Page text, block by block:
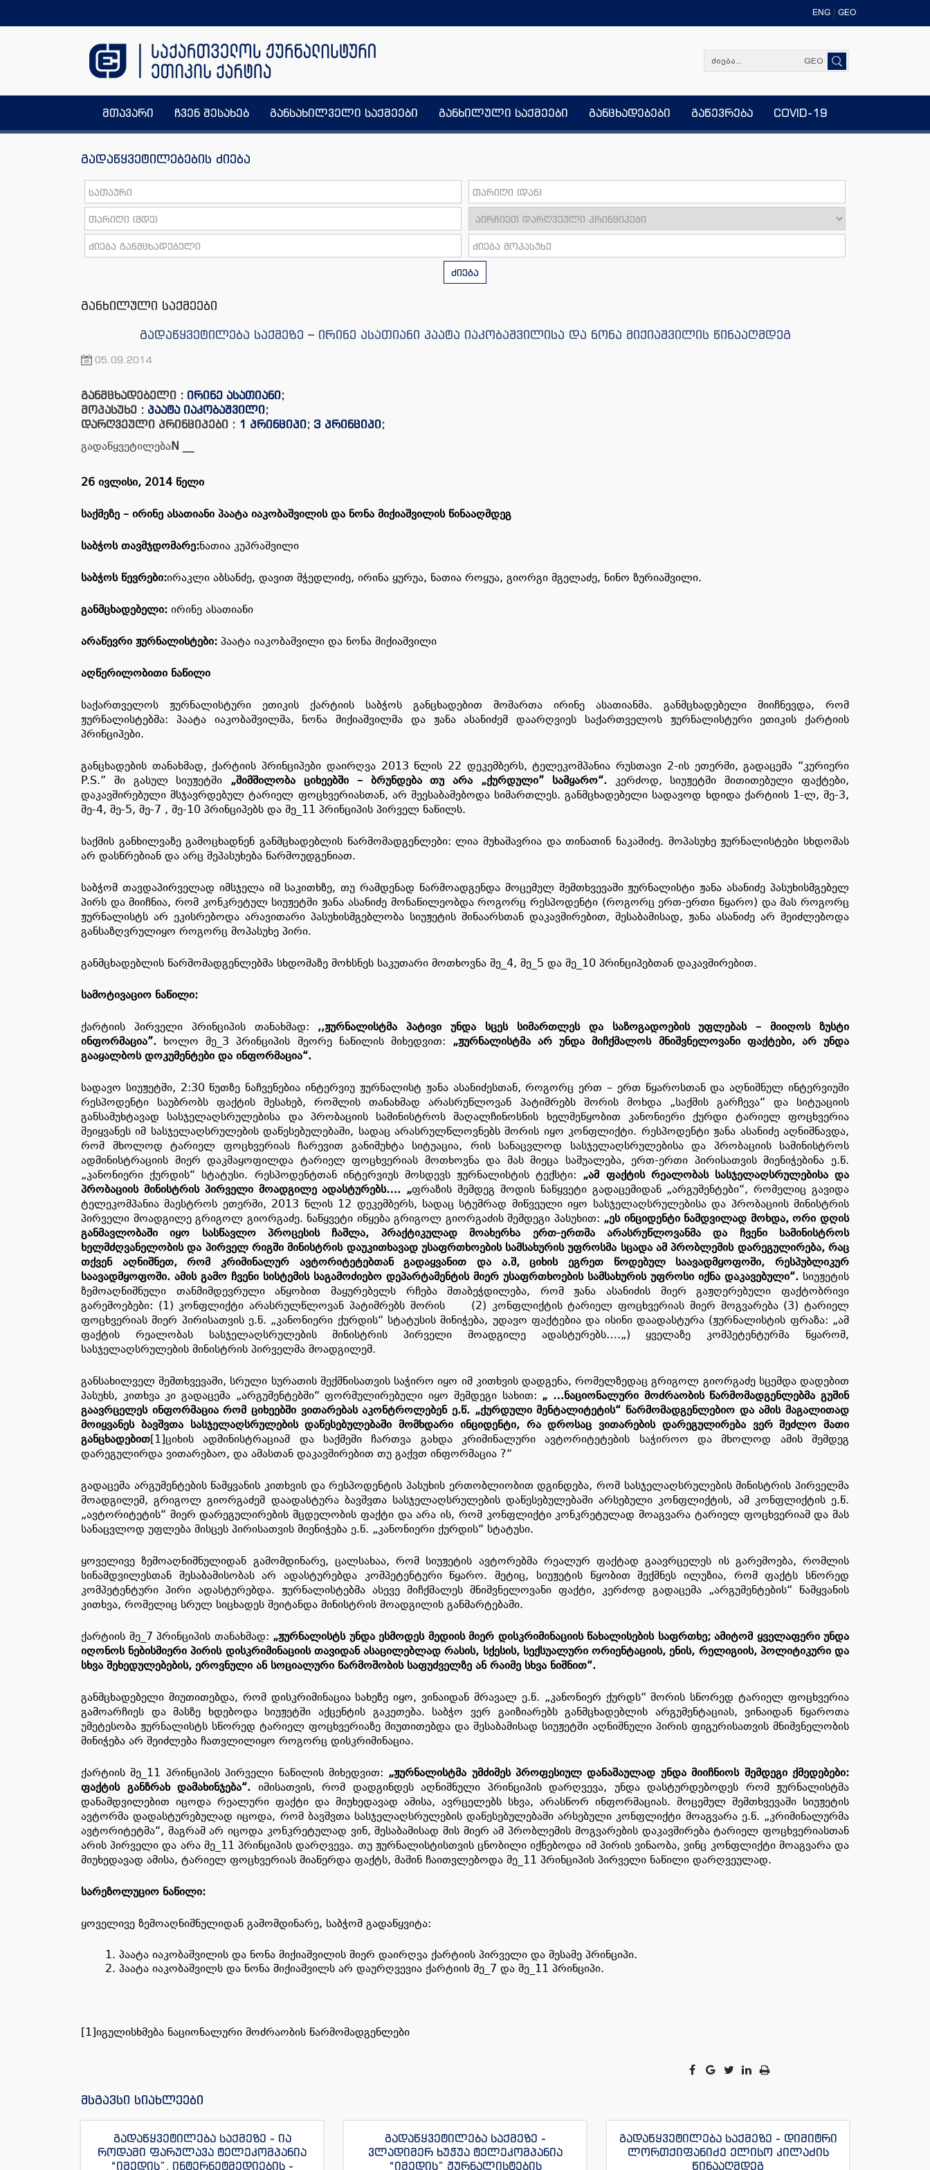
ENG GEO
GEO
მთავარი ჩვენ შესახებ განსახილველი საქმეები განხილული საქმეები განცხადებები გაწევრება COVID-19
გადაწყვეტილებების ძიება
ძიება
განხილული საქმეები
გადაწყვეტილება საქმეზე – ირინე ასათიანი პაატა იაკობაშვილისა და ნონა მიქიაშვილის წინააღმდეგ
05.09.2014
განმცხადებელი : ირინე ასათიანი;
მოპასუხე : პაატა იაკობაშვილი;
დარღვეული პრინციპები : 1 პრინციპი; 3 პრინციპი;
გადაწყვეტილებაN
26 ივლისი, 2014 წელი
საქმეზე – ირინე ასათიანი პაატა იაკობაშვილის და ნონა მიქიაშვილის წინააღმდეგ
საბჭოს თავმჯდომარე:ნათია კუპრაშვილი
საბჭოს წევრები:ირაკლი აბსანძე, დავით მჭედლიძე, ირინა ყურუა, ნათია როყუა, გიორგი მგელაძე, ნინო ზურიაშვილი.
განმცხადებელი: ირინე ასათიანი
არაწევრი ჟურნალისტები: პაატა იაკობაშვილი და ნონა მიქიაშვილი
აღწერილობითი ნაწილი
საქართველოს ჟურნალისტური ეთიკის ქარტიის საბჭოს განცხადებით მომართა ირინე ასათიანმა. განმცხადებელი მიიჩნევდა, რომ
ჟურნალისტებმა: პაატა იაკობაშვილმა, ნონა მიქიაშვილმა და ჟანა ასანიძემ დაარღვიეს საქართველოს ჟურნალისტური ეთიკის ქარტიის
პრინციპები.
განცხადების თანახმად, ქარტიის პრინციპები დაირღვა 2013 წლის 22 დეკემბერს, ტელეკომპანია რუსთავი 2-ის ეთერში, გადაცემა “კურიერი
P.S.” ში გასულ სიუჟეტში „შიმშილობა ციხეებში – ბრუნდება თუ არა „ქურდული” სამყარო“. კერძოდ, სიუჟეტში მითითებული ფაქტები,
დაკავშირებული მსჯავრდებულ ტარიელ ფოცხვერიასთან, არ შეესაბამებოდა სიმართლეს. განმცხადებელი სადავოდ ხდიდა ქარტიის 1-ლ, მე-3,
მე-4, მე-5, მე-7 , მე-10 პრინციპებს და მე_11 პრინციპის პირველ ნაწილს.
საქმის განხილვაზე გამოცხადნენ განმცხადებლის წარმომადგენლები: ლია მუხაშავრია და თინათინ ნაკაშიძე. მოპასუხე ჟურნალისტები სხდომას
არ დასწრებიან და არც შეპასუხება წარმოუდგენიათ.
საბჭომ თავდაპირველად იმსჯელა იმ საკითხზე, თუ რამდენად წარმოადგენდა მოცემულ შემთხვევაში ჟურნალისტი ჟანა ასანიძე პასუხისმგებელ
პირს და მიიჩნია, რომ კონკრეტულ სიუჟეტში ჟანა ასანიძე მონაწილეობდა როგორც რესპოდენტი (როგორც ერთ-ერთი წყარო) და მას როგორც
ჟურნალისტს არ ეკისრებოდა არავითარი პასუხისმგებლობა სიუჟეტის შინაარსთან დაკავშირებით, შესაბამისად, ჟანა ასანიძე არ შეიძლებოდა
განსაზღვრულიყო როგორც მოპასუხე პირი.
განმცხადებლის წარმომადგენლებმა სხდომაზე მოხსნეს საკუთარი მოთხოვნა მე_4, მე_5 და მე_10 პრინციპებთან დაკავშირებით.
სამოტივაციო ნაწილი:
ქარტიის პირველი პრინციპის თანახმად: ,,ჟურნალისტმა პატივი უნდა სცეს სიმართლეს და საზოგადოების უფლებას – მიიღოს ზუსტი
ინფორმაცია”. ხოლო მე_3 პრინციპის მეორე ნაწილის მიხედვით: „ჟურნალისტმა არ უნდა მიჩქმალოს მნიშვნელოვანი ფაქტები, არ უნდა
გააყალბოს დოკუმენტები და ინფორმაცია“.
სადავო სიუჟეტში, 2:30 წუთზე ნაჩვენებია ინტერვიუ ჟურნალისტ ჟანა ასანიძესთან, როგორც ერთ – ერთ წყაროსთან და აღნიშნულ ინტერვიუში
რესპოდენტი საუბრობს ფაქტის შესახებ, რომლის თანახმად არასრუწლოვან პატიმრებს შორის მოხდა „საქმის გარჩევა“ და სიტუაციის
განსამუხტავად სასჯელაღსრულებისა და პრობაციის სამინისტროს მაღალჩინოსნის ხელშეწყობით კანონიერი ქურდი ტარიელ ფოცხვერია
შეიყვანეს იმ სასჯელაღსრულების დაწესებულებაში, სადაც არასრულწლოვნებს შორის იყო კონფლიქტი. რესპოდენტი ჟანა ასანიძე აღნიშნავდა,
რომ მხოლოდ ტარიელ ფოცხვერიას ჩარევით განიმუხტა სიტუაცია, რის სანაცვლოდ სასჯელაღსრულებისა და პრობაციის სამინისტროს
ადმინისტრაციის მიერ დაკმაყოფილდა ტარიელ ფოცხვერიას მოთხოვნა და მას მიეცა საშუალება, ერთ-ერთი პირისათვის მიენიჭებინა ე.წ.
„კანონიერი ქურდის“ სტატუსი. რესპოდენტთან ინტერვიუს მოსდევს ჟურნალისტის ტექსტი: „ამ ფაქტის რეალობას სასჯელაღსრულებისა და
პრობაციის მინისტრის პირველი მოადგილე ადასტურებს…. „ფრაზის შემდეგ მოდის ნაწყვეტი გადაცემიდან „არგუმენტები“, რომელიც გავიდა
ტელეკომპანია მაესტროს ეთერში, 2013 წლის 12 დეკემბერს, სადაც სტუმრად მიწვეული იყო სასჯელაღსრულებისა და პრობაციის მინისტრის
პირველი მოადგილე გრიგოლ გიორგაძე. ნაწყვეტი იწყება გრიგოლ გიორგაძის შემდეგი პასუხით: „ეს ინციდენტი ნამდვილად მოხდა, ორი დღის
განმავლობაში იყო სასწავლო პროცესის ჩაშლა, პრაქტიკულად მოახერხა ერთ-ერთმა არასრუწლოვანმა და ჩვენი სამინისტროს
ხელმძღვანელობის და პირველ რიგში მინისტრის დაუკითხავად უსაფრთხოების სამსახურის უფროსმა სცადა ამ პრობლემის დარეგულირება, რაც
თქვენ აღნიშნეთ, რომ კრიმინალურ ავტორიტეტებთან გადაყვანით და ა.შ, ციხის ეგრეთ წოდებულ საავადმყოფოში, რესპუბლიკურ
საავადმყოფოში. ამის გამო ჩვენი სისტემის საგამოძიებო დეპარტამენტის მიერ უსაფრთხოების სამსახურის უფროსი იქნა დაკავებული“. სიუჟეტის
ზემოაღნიშნული თანმიმდევრული აწყობით მაყურებელს რჩება შთაბეჭდილება, რომ ჟანა ასანიძის მიერ გაჟღერებული ფაქტობრივი
გარემოებები: (1) კონფლიქტი არასრულწლოვან პატიმრებს შორის (2) კონფლიქტის ტარიელ ფოცხვერიას მიერ მოგვარება (3) ტარიელ
ფოცხვერიას მიერ პირისათვის ე.წ. „კანონიერი ქურდის“ სტატუსის მინიჭება, უდავო ფაქტებია და ისინი დაადასტურა (ჟურნალისტის ფრაზა: „ამ
ფაქტის რეალობას სასჯელაღსრულების მინისტრის პირველი მოადგილე ადასტურებს….„) ყველაზე კომპეტენტურმა წყარომ,
სასჯელაღსრულების მინისტრის პირველმა მოადგილემ.
განსახილველ შემთხვევაში, სრული სურათის შექმნისათვის საჭირო იყო იმ კითხვის დადგენა, რომელზედაც გრიგოლ გიორგაძე სცემდა დადებით
პასუხს, კითხვა კი გადაცემა „არგუმენტებში“ ფორმულირებული იყო შემდეგი სახით: „ …ნაციონალური მოძრაობის წარმომადგენლებმა გუშინ
გაავრცელეს ინფორმაცია რომ ციხეებში ვითარებას აკონტროლებენ ე.წ. „ქურდული მენტალიტეტის“ წარმომადგენლებიო და ამის მაგალითად
მოიყვანეს ბავშვთა სასჯელაღსრულების დაწესებულებაში მომხდარი ინციდენტი, რა დროსაც ვითარების დარეგულირება ვერ შეძლო მათი
განცხადებით[1]ციხის ადმინისტრაციამ და საქმეში ჩართვა გახდა კრიმინალური ავტორიტეტების საჭიროო და მხოლოდ ამის შემდეგ
დარეგულირდა ვითარებაო, და ამასთან დაკავშირებით თუ გაქვთ ინფორმაცია ?“
გადაცემა არგუმენტების წამყვანის კითხვის და რესპოდენტის პასუხის ერთობლიობით დგინდება, რომ სასჯელაღსრულების მინისტრის პირველმა
მოადგილემ, გრიგოლ გიორგაძემ დაადასტურა ბავშვთა სასჯელაღსრულების დაწესებულებაში არსებული კონფლიქტის, ამ კონფლიქტის ე.წ.
„ავტორიტეტის“ მიერ დარეგულირების მცდელობის ფაქტი და არა ის, რომ კონფლიქტი კონკრეტულად მოაგვარა ტარიელ ფოცხვერიამ და მას
სანაცვლოდ უფლება მისცეს პირისათვის მიენიჭება ე.წ. „კანონიერი ქურდის“ სტატუსი.
ყოველივე ზემოაღნიშნულიდან გამომდინარე, ცალსახაა, რომ სიუჟეტის ავტორებმა რეალურ ფაქტად გაავრცელეს ის გარემოება, რომლის
სინამდვილესთან შესაბამისობას არ ადასტურებდა კომპეტენტური წყარო. მეტიც, სიუჟეტის წყობით შექმნეს ილუზია, რომ ფაქტს სწორედ
კომპეტენტური პირი ადასტურებდა. ჟურნალისტებმა ასევე მიჩქმალეს მნიშვნელოვანი ფაქტი, კერძოდ გადაცემა „არგუმენტების“ წამყვანის
კითხვა, რომელიც სრულ სიცხადეს შეიტანდა მინისტრის მოადგილის განმარტებაში.
ქარტიის მე_7 პრინციპის თანახმად: „ჟურნალისტს უნდა ესმოდეს მედიის მიერ დისკრიმინაციის წახალისების საფრთხე; ამიტომ ყველაფერი უნდა
იღონოს ნებისმიერი პირის დისკრიმინაციის თავიდან ასაცილებლად რასის, სქესის, სექსუალური ორიენტაციის, ენის, რელიგიის, პოლიტიკური და
სხვა შეხედულებების, ეროვნული ან სოციალური წარმოშობის საფუძველზე ან რაიმე სხვა ნიშნით“.
განმცხადებელი მიუთითებდა, რომ დისკრიმინაცია სახეზე იყო, ვინაიდან მრავალ ე.წ. „კანონიერ ქურდს“ შორის სწორედ ტარიელ ფოცხვერია
გამოარჩიეს და მასზე ხდებოდა სიუჟეტში აქცენტის გაკეთება. საბჭო ვერ გაიზიარებს განმცხადებლის არგუმენტაციას, ვინაიდან წყაროთა
უმეტესობა ჟურნალისტს სწორედ ტარიელ ფოცხვერიაზე მიუთითებდა და შესაბამისად სიუჟეტში აღნიშნული პირის ფიგურისათვის მნიშვნელობის
მინიჭება არ შეიძლება ჩათვლილიყო როგორც დისკრიმინაცია.
ქარტიის მე_11 პრინციპის პირველი ნაწილის მიხედვით: „ჟურნალისტმა უმძიმეს პროფესიულ დანაშაულად უნდა მიიჩნიოს შემდეგი ქმედებები:
ფაქტის განზრახ დამახინჯება“. იმისათვის, რომ დადგინდეს აღნიშნული პრინციპის დარღვევა, უნდა დასტურდებოდეს რომ ჟურნალისტმა
დანამდვილებით იცოდა რეალური ფაქტი და მიუხედავად ამისა, ავრცელებს სხვა, არასწორ ინფორმაციას. მოცემულ შემთხვევაში სიუჟეტის
ავტორმა დადასტურებულად იცოდა, რომ ბავშვთა სასჯელაღსრულების დაწესებულებაში არსებული კონფლიქტი მოაგვარა ე.წ. „კრიმინალურმა
ავტორიტეტმა“, მაგრამ არ იცოდა კონკრეტულად ვინ, შესაბამისად მის მიერ ამ პრობლემის მოგვარების დაკავშირება ტარიელ ფოცხვერიასთან
არის პირველი და არა მე_11 პრინციპის დარღვევა. თუ ჟურნალისტისთვის ცნობილი იქნებოდა იმ პირის ვინაობა, ვინც კონფლიქტი მოაგვარა და
მიუხედავად ამისა, ტარიელ ფოცხვერიას მიაწერდა ფაქტს, მაშინ ჩაითვლებოდა მე_11 პრინციპის პირველი ნაწილი დარღვეულად.
სარეზოლუციო ნაწილი:
ყოველივე ზემოაღნიშნულიდან გამომდინარე, საბჭომ გადაწყვიტა:
პაატა იაკობაშვილის და ნონა მიქიაშვილის მიერ დაირღვა ქარტიის პირველი და მესამე პრინციპი.
პაატა იაკობაშვილს და ნონა მიქიაშვილს არ დაურღვევია ქარტიის მე_7 და მე_11 პრინციპი.
[1]იგულისხმება ნაციონალური მოძრაობის წარმომადგენლები
მსგავსი სიახლეები
გადაწყვეტილება საქმეზე - ია
როდამი ფარულავა ტელეკომპანია
“იმედის”, ინტერნეტმედიების -
გადაწყვეტილება საქმეზე -
ვლადიმერ ხუჭუა ტელეკომპანია
“იმედის” ჟურნალისტების
გადაწყვეტილება საქმეზე - დიმიტრი
ლორთქიფანიძე ელისო კილაძის
წინააღმდეგ